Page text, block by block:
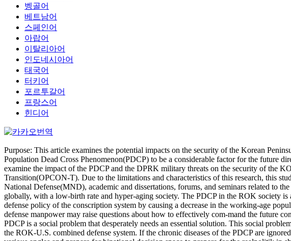
벵골어
베트남어
스페인어
아랍어
이탈리아어
인도네시아어
태국어
터키어
포르투갈어
프랑스어
힌디어
Purpose: This article examines the potential impacts on the security of the Korean
Population Dead Cross Phenomenon(PDCP) to be a considerable factor for the future
examine the impact of the PDCP and the DPRK military threats on the security of the
Transition(OPCON-T). Due to the limitations and characteristics of this research, this
National Defense(MND), academic and dissertations, forums, and seminars related to
globally, with a low-birth rate and hyper-aging society. The PDCP in the ROK society
defense policy of the conscription system by causing a decrease in the working-age
defense manpower may raise questions about how to effectively com-mand the future
PDCP is a social problem that desperately needs an essential solution. This social
the ROK-U.S. combined defense system. If the chronic diseases of the PDCP are